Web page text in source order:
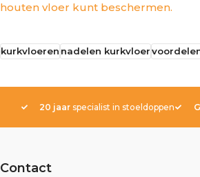
houten vloer kunt beschermen.
kurkvloerennadelen kurkvloer
20 jaar specialist in stoeldoppen
Contact